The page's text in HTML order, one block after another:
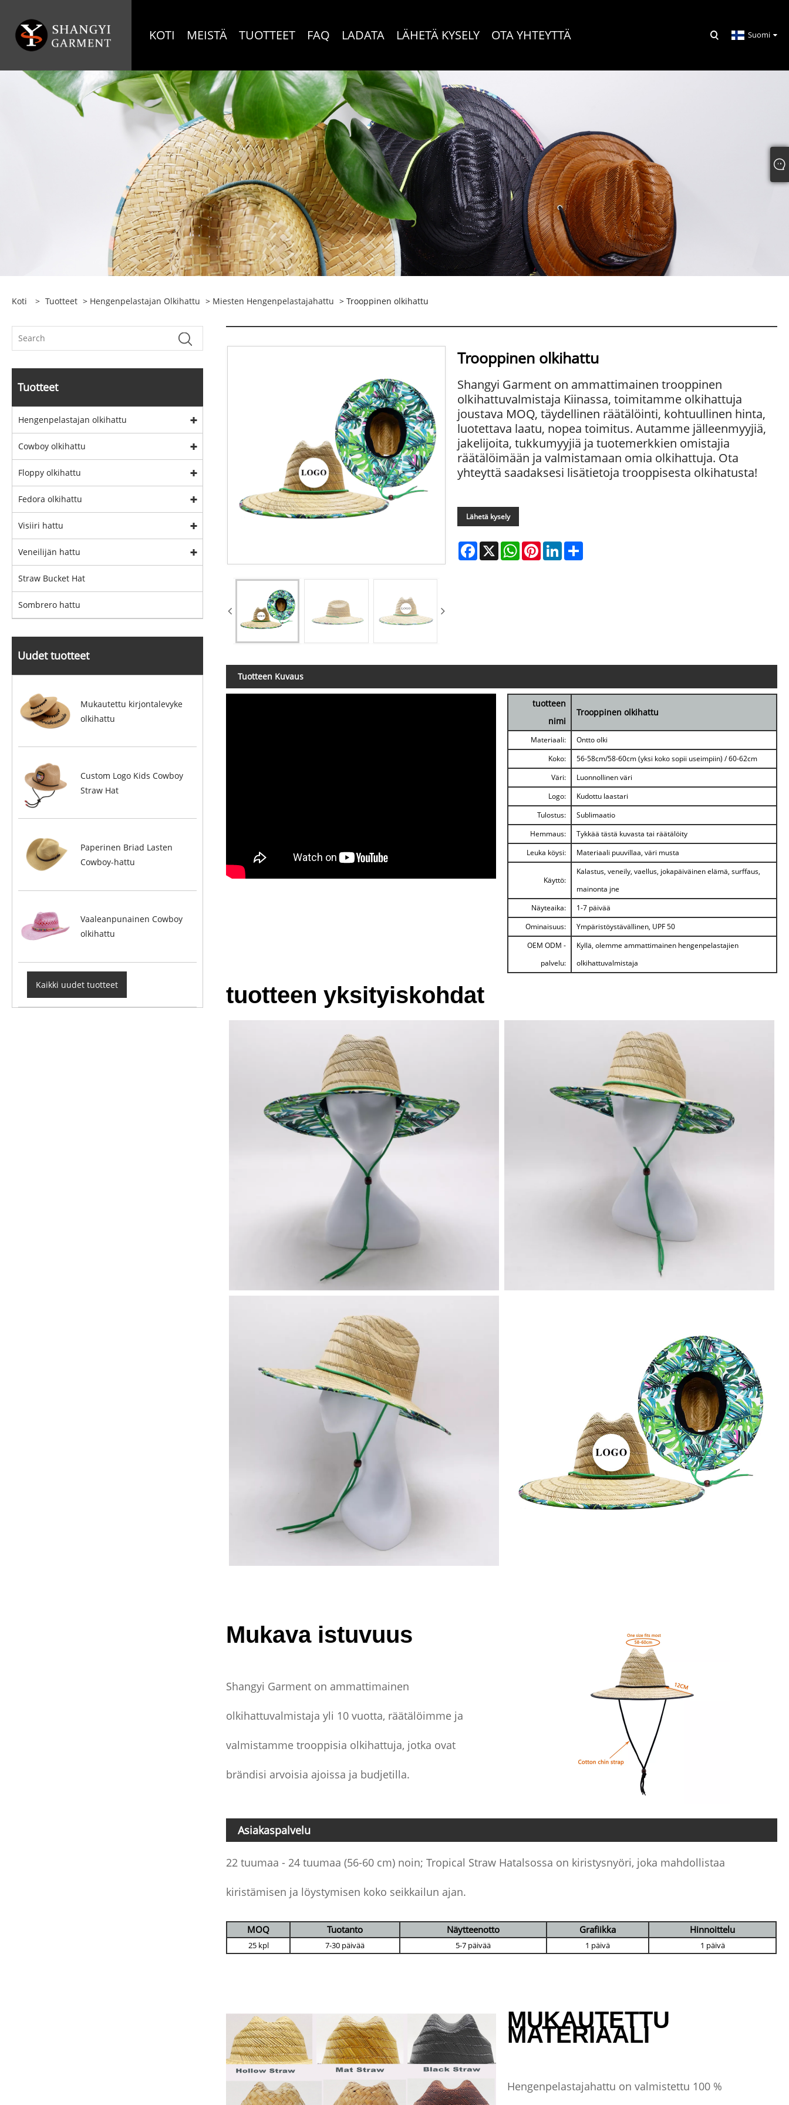
KOTI MEISTÄ TUOTTEET FAQ LADATA LÄHETÄ KYSELY OTA YHTEYTTÄ Suomi
Koti > Tuotteet > Hengenpelastajan Olkihattu > Miesten Hengenpelastajahattu > Trooppinen olkihattu
Tuotteet
Hengenpelastajan olkihattu
Cowboy olkihattu
Floppy olkihattu
Fedora olkihattu
Visiiri hattu
Veneilijän hattu
Straw Bucket Hat
Sombrero hattu
Uudet tuotteet
Mukautettu kirjontalevyke
olkihattu
Custom Logo Kids Cowboy
Straw Hat
Paperinen Briad Lasten
Cowboy-hattu
Vaaleanpunainen Cowboy
olkihattu
Kaikki uudet tuotteet
Trooppinen olkihattu
Shangyi Garment on ammattimainen trooppinen
olkihattuvalmistaja Kiinassa, toimitamme olkihattuja
joustava MOQ, täydellinen räätälöinti, kohtuullinen hinta,
luotettava laatu, nopea toimitus. Autamme jälleenmyyjiä,
jakelijoita, tukkumyyjiä ja tuotemerkkien omistajia
räätälöimään ja valmistamaan omia olkihattuja. Ota
yhteyttä saadaksesi lisätietoja trooppisesta olkihatusta!
Lähetä kysely
Facebook
X WhatsApp
PinterestLinkedIn
Tuotteen Kuvaus
tuotteen
nimi
Trooppinen olkihattu
Materiaali:
Ontto olki
Koko:
56-58cm/58-60cm (yksi koko sopii useimpiin) / 60-62cm
Väri:
Luonnollinen väri
Logo:
Kudottu laastari
Tulostus:
Sublimaatio
Hemmaus:
Tykkää tästä kuvasta tai räätälöity
Leuka köysi:
Materiaali puuvillaa, väri musta
Käyttö:
Kalastus, veneily, vaellus, jokapäiväinen elämä, surffaus,
mainonta jne
Näyteaika:
1-7 päivää
Ominaisuus:
Ympäristöystävällinen, UPF 50
OEM ODM -
palvelu:
Kyllä, olemme ammattimainen hengenpelastajien
olkihattuvalmistaja
tuotteen yksityiskohdat
Mukava istuvuus
Shangyi Garment on ammattimainen
olkihattuvalmistaja yli 10 vuotta, räätälöimme ja
valmistamme trooppisia olkihattuja, jotka ovat
brändisi arvoisia ajoissa ja budjetilla.
Asiakaspalvelu
22 tuumaa - 24 tuumaa (56-60 cm) noin; Tropical Straw Hatalsossa on kiristysnyöri, joka mahdollistaa
kiristämisen ja löystymisen koko seikkailun ajan.
MOQ Tuotanto Näytteenotto Grafiikka Hinnoittelu
25 kpl 7-30 päivää 5-7 päivää 1 päivä 1 päivä
MUKAUTETTU
MATERIAALI
Hengenpelastajahattu on valmistettu 100 %